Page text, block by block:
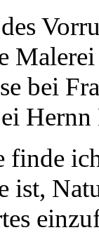
bei
finde
ist,